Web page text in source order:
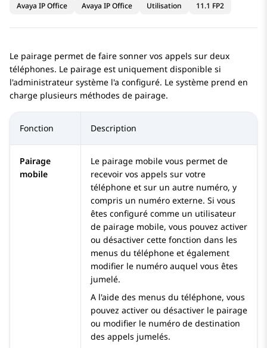
Avaya IP Office Avaya IP Office Utilisation 11.1 FP2
Le pairage permet de faire sonner vos appels sur deux
téléphones. Le pairage est uniquement disponible si
l'administrateur système l'a configuré. Le système prend en
charge plusieurs méthodes de pairage.
Fonction Description
Pairage
mobile
Le pairage mobile vous permet de
recevoir vos appels sur votre
téléphone et sur un autre numéro, y
compris un numéro externe. Si vous
êtes configuré comme un utilisateur
de pairage mobile, vous pouvez activer
ou désactiver cette fonction dans les
menus du téléphone et également
modifier le numéro auquel vous êtes
jumelé.
A l'aide des menus du téléphone, vous
pouvez activer ou désactiver le pairage
ou modifier le numéro de destination
des appels jumelés.